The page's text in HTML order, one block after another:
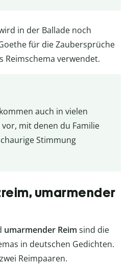
in der Ballade noch
für die Zaubersprüche
Reimschema verwendet.
auch in vielen
vor, mit denen du Familie
Stimmung
umarmender
umarmender Reim sind die
in deutschen Gedichten.
Reimpaaren.